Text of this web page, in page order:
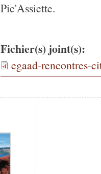
Pic'Assiette.
Fichier(s) joint(s):
egaad-rencontres-